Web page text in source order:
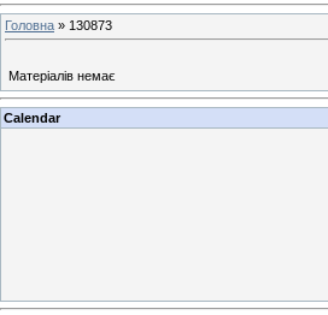
Головна » 130873
Матеріалів немає
Calendar